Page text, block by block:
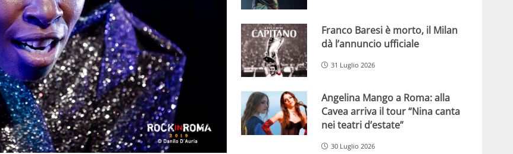
Franco Baresi è morto, il Milan
dà l’annuncio ufficiale
31 Luglio 2026
Angelina Mango a Roma: alla
Cavea arriva il tour “Nina canta
nei teatri d’estate”
30 Luglio 2026